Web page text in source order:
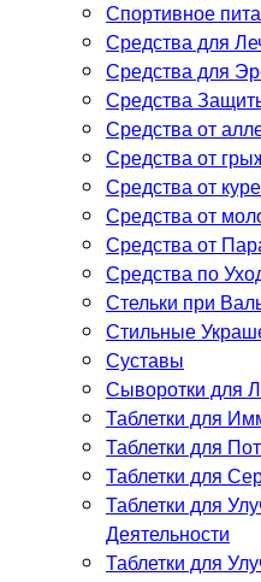
Спортивное
Средства для
Средства для
Средства
Средства от
Средства от
Средства от
Средства от
Средства от
Средства по
Стельки при
Стильные
Суставы
Сыворотки для
Таблетки для
Таблетки для
Таблетки для
Таблетки для
Деятельности
Таблетки для